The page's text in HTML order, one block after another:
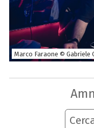
Marco Faraone ©